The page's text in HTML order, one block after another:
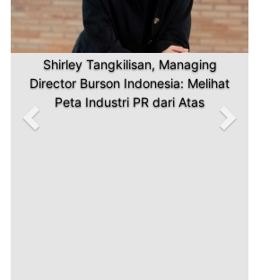
Shirley Tangkilisan, Managing
Director Burson Indonesia: Melihat
Peta Industri PR dari Atas